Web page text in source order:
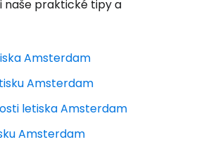
naše praktické tipy a
Amsterdam
Amsterdam
letiska Amsterdam
Amsterdam